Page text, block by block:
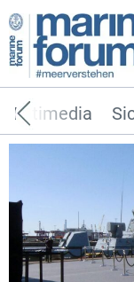
Multimedia